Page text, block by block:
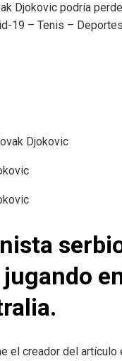
Djokovic podría
19 – Tenis – Deportes
el creador del artículo